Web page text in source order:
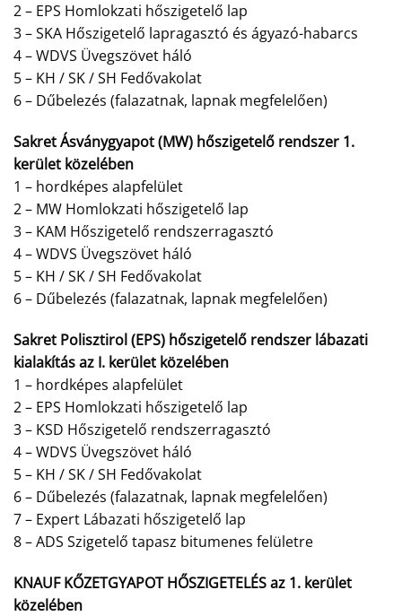
2 – EPS Homlokzati hőszigetelő lap
3 – SKA Hőszigetelő lapragasztó és ágyazó-habarcs
4 – WDVS Üvegszövet háló
5 – KH / SK / SH Fedővakolat
6 – Dűbelezés (falazatnak, lapnak megfelelően)
Sakret Ásványgyapot (MW) hőszigetelő rendszer 1.
kerület közelében
1 – hordképes alapfelület
2 – MW Homlokzati hőszigetelő lap
3 – KAM Hőszigetelő rendszerragasztó
4 – WDVS Üvegszövet háló
5 – KH / SK / SH Fedővakolat
6 – Dűbelezés (falazatnak, lapnak megfelelően)
Sakret Polisztirol (EPS) hőszigetelő rendszer lábazati
kialakítás az I. kerület közelében
1 – hordképes alapfelület
2 – EPS Homlokzati hőszigetelő lap
3 – KSD Hőszigetelő rendszerragasztó
4 – WDVS Üvegszövet háló
5 – KH / SK / SH Fedővakolat
6 – Dűbelezés (falazatnak, lapnak megfelelően)
7 – Expert Lábazati hőszigetelő lap
8 – ADS Szigetelő tapasz bitumenes felületre
KNAUF KŐZETGYAPOT HŐSZIGETELÉS az 1. kerület
közelében